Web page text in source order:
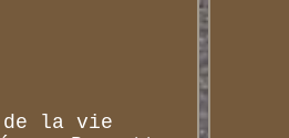
de la vie